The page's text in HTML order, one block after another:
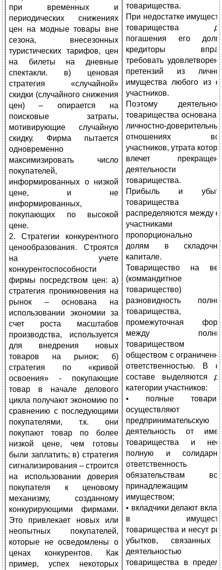
при временных и
периодических снижениях
цен на модные товары вне
сезона, внесезонных
туристических тарифов, цен
на билеты на дневные
спектакли. в) ценовая
стратегия «случайной»
скидки (случайного снижения
цен) – опирается на
поисковые затраты,
мотивирующие случайную
скидку. Фирма пытается
одновременно
максимизировать число
покупателей,
информированных о низкой
цене, и не
информированных,
покупающих по высокой
цене.
2. Стратегии конкурентного
ценообразования. Строятся
на учете
конкурентоспособности
фирмы посредством цен: а)
стратегия проникновения на
рынок – основана на
использовании экономии за
счет роста масштабов
производства, используется
для внедрения новых
товаров на рынок; б)
стратегия по «кривой
освоения» - покупающие
товар в начале делового
цикла получают экономию по
сравнению с последующими
покупателями, т.к. они
покупают товар по более
низкой цене, чем готовы
были заплатить; в) стратегия
сигнализирования – строится
на использовании доверия
покупателя к ценовому
механизму, созданному
конкурирующими фирмами.
Это привлекает новых или
неопытных покупателей,
которые не осведомлены о
ценах конкурентов. Как
пример, успех некоторых
товарищества.
При недостатке
товарищества
погашения его
кредиторы
требовать
претензий из
имущества любого из
участников.
Поэтому
товарищества основана
личностно-
отношениях
участников, утрата
влечет
деятельности
товарищества.
Прибыль и
товарищества
распределяются между
участниками
пропорционально
долям в
капитале.
Товарищество на
(коммандитное
товарищество)
разновидность
товарищества,
промежуточная
между
товариществом
обществом с
ответственностью. В
составе выделяются
категории участников:
• полные
осуществляют
предпринимательскую
деятельность от
товарищества и
полную и
ответственность
обязательствам
принадлежащим
имуществом;
• вкладчики делают
в
товарищества и несут
убытков, связанных
деятельностью
товарищества в